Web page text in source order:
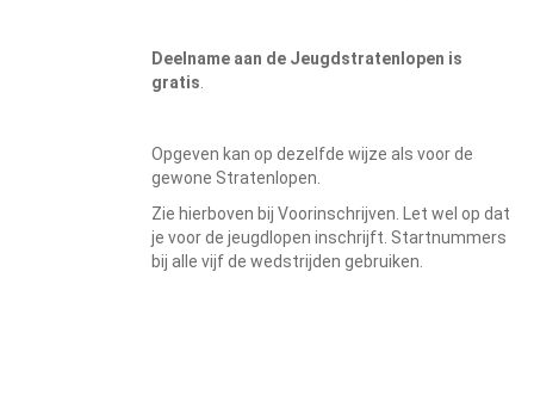
Deelname aan de Jeugdstratenlopen is
gratis
Opgeven kan op dezelfde wijze als voor de
gewone Stratenlopen.
Zie hierboven bij Voorinschrijven. Let wel op dat
je voor de jeugdlopen inschrijft. Startnummers
bij alle vijf de wedstrijden gebruiken.